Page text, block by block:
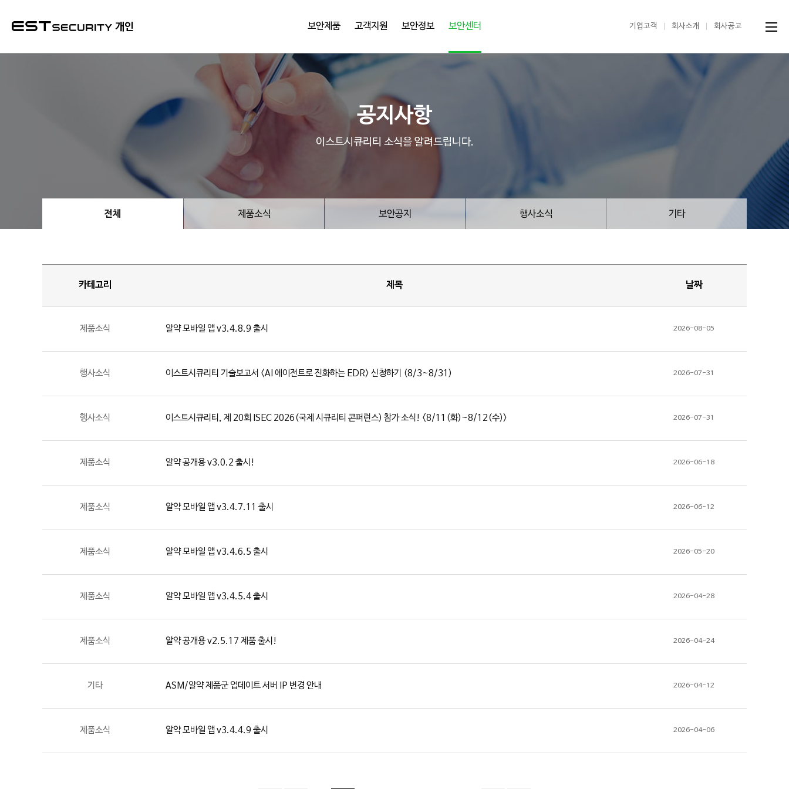
개인 보안제품 고객지원 보안정보 보안센터 기업고객 회사소개 회사공고
공지사항
이스트시큐리티 소식을 알려드립니다.
전체 제품소식 보안공지 행사소식 기타
카테고리 제목 날짜
제품소식 알약 모바일 앱 v3.4.8.9 출시 2026-08-05
행사소식 이스트시큐리티 기술보고서 <AI 에이전트로 진화하는 EDR> 신청하기 (8/3~8/31) 2026-07-31
행사소식 이스트시큐리티, 제 20회 ISEC 2026(국제 시큐리티 콘퍼런스) 참가 소식! <8/11(화)~8/12(수)> 2026-07-31
제품소식 알약 공개용 v3.0.2 출시! 2026-06-18
제품소식 알약 모바일 앱 v3.4.7.11 출시 2026-06-12
제품소식 알약 모바일 앱 v3.4.6.5 출시 2026-05-20
제품소식 알약 모바일 앱 v3.4.5.4 출시 2026-04-28
제품소식 알약 공개용 v2.5.17 제품 출시! 2026-04-24
기타 ASM/알약 제품군 업데이트 서버 IP 변경 안내 2026-04-12
제품소식 알약 모바일 앱 v3.4.4.9 출시 2026-04-06